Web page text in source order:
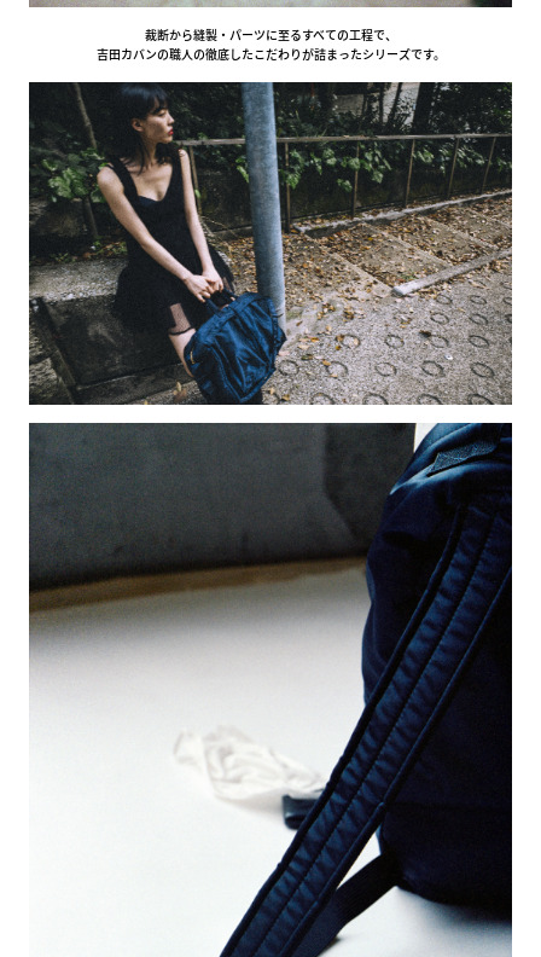
裁断から縫製・パーツに至るすべての工程で、
吉田カバンの職人の徹底したこだわりが詰まったシリーズです。